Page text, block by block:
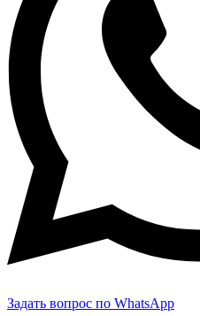
Задать вопрос по WhatsApp